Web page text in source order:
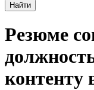
Найти
Резюме
контенту